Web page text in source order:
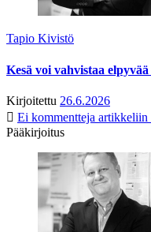
Tapio Kivistö
Kesä voi vahvistaa
Kirjoitettu 26.6.2026
Ei kommentteja artikkeliin
Pääkirjoitus